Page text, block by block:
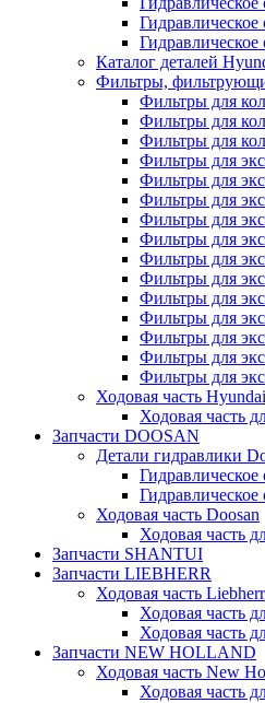
Каталог деталей
Фильтры,
Фильтры для
Фильтры для
Фильтры для
Фильтры для
Фильтры для
Фильтры для
Фильтры для
Фильтры для
Фильтры для
Фильтры для
Фильтры для
Фильтры для
Фильтры для
Фильтры для
Фильтры для
Ходовая часть Hyundai
Ходовая часть
Запчасти DOOSAN
Детали гидравлики
Ходовая часть Doosan
Ходовая часть
Запчасти SHANTUI
Запчасти LIEBHERR
Ходовая часть Liebherr
Ходовая часть
Ходовая часть
Запчасти NEW HOLLAND
Ходовая часть New
Ходовая часть